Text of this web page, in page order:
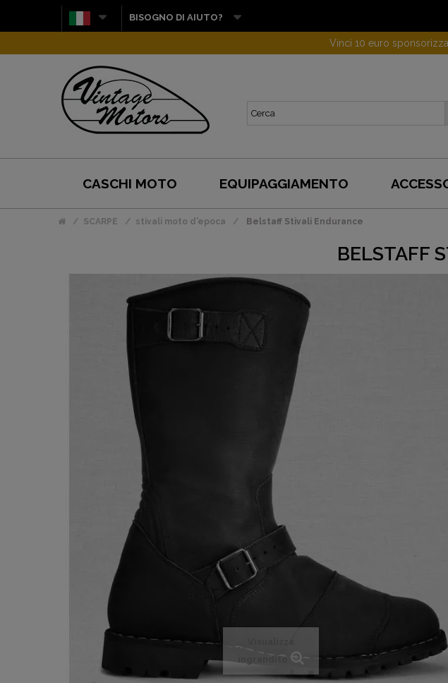
BISOGNO DI AIUTO?
Vinci 10 euro
CASCHI MOTO EQUIPAGGIAMENTO
SCARPE stivali moto d'epoca Belstaff Stivali Endurance
BELSTAFF
ingrandito